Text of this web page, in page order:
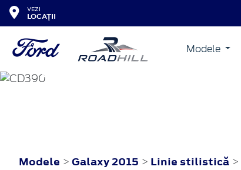
VEZI
LOCAȚII
Modele
GALAXY
Modele > Galaxy 2015 > Linie stilistică >